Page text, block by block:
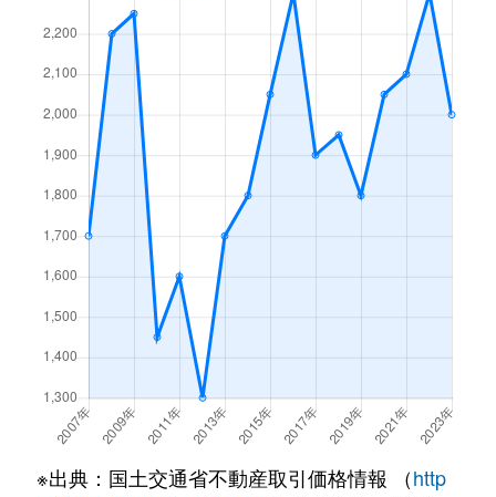
※出典：国土交通省不動産取引価格情報 （http